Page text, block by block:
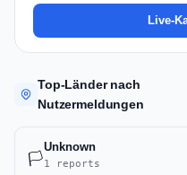
Live-
Top-Länder nach
Nutzermeldungen
🏳️
Unknown
1 reports